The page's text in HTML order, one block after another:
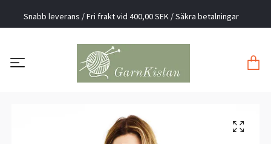
Snabb leverans / Fri frakt vid 400,00 SEK / Säkra betalningar